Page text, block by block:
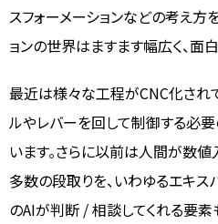
スフォーメーションなどの考え方
ョンの世界はますます幅広く、面白
最近は様々な工程がCNC化され
ルやレバーを回して制御する必
います。さらに以前は人間が数
多数の段取りを、いわゆるエキ
のAIが判断 / 相談してくれる要素